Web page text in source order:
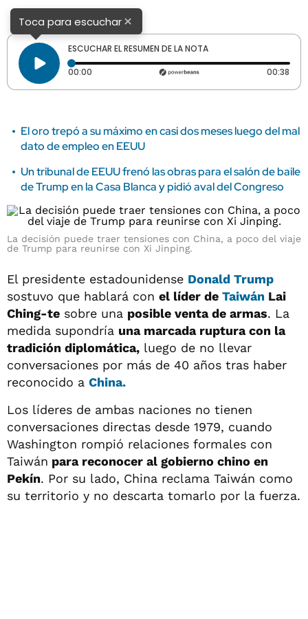
Toca para escuchar×
ESCUCHAR EL RESUMEN DE LA NOTA
00:00 Tiempo transcurrido: 0 segundos 00:38
El oro trepó a su máximo en casi dos meses luego del mal
dato de empleo en EEUU
Un tribunal de EEUU frenó las obras para el salón de baile
de Trump en la Casa Blanca y pidió aval del Congreso
La decisión puede traer tensiones con China, a poco del viaje
de Trump para reunirse con Xi Jinping.
El presidente estadounidense Donald Trump
sostuvo que hablará con el líder de Taiwán Lai
Ching-te sobre una posible venta de armas. La
medida supondría una marcada ruptura con la
tradición diplomática, luego de no llevar
conversaciones por más de 40 años tras haber
reconocido a China.
Los líderes de ambas naciones no tienen
conversaciones directas desde 1979, cuando
Washington rompió relaciones formales con
Taiwán para reconocer al gobierno chino en
Pekín. Por su lado, China reclama Taiwán como
su territorio y no descarta tomarlo por la fuerza.